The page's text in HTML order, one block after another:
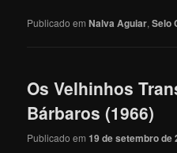
Publicado em Nalva Aguiar,Selo
Os Velhinhos
Bárbaros (1966)
Publicado em19 de setembro de